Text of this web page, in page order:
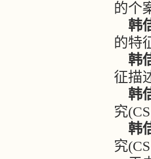
的个
韩
的特
韩
征描
韩
究
韩
究